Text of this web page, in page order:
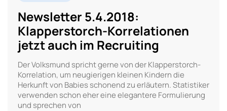
Newsletter 5.4.2018:
Klapperstorch-Korrelationen
jetzt auch im Recruiting
Der Volksmund spricht gerne von der Klapperstorch-
Korrelation, um neugierigen kleinen Kindern die
Herkunft von Babies schonend zu erläutern. Statistiker
verwenden schon eher eine elegantere Formulierung
und sprechen von